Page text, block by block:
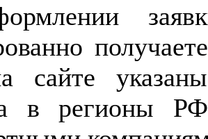
сайте
в регионы РФ